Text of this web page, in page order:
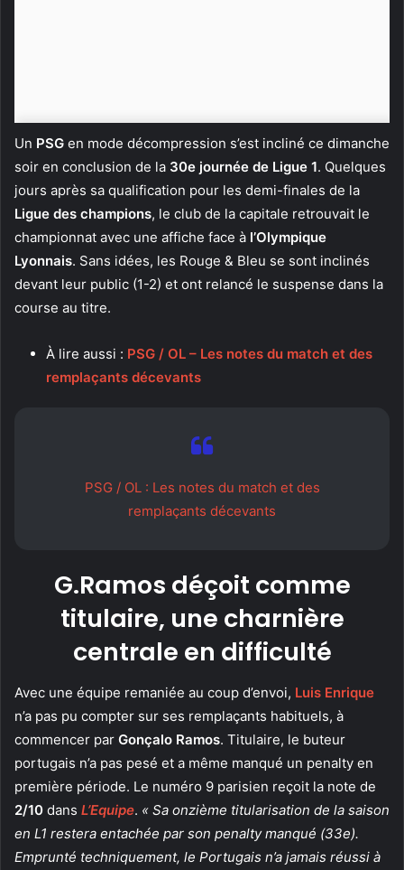
Un PSG en mode décompression s’est incliné ce dimanche
soir en conclusion de la 30e journée de Ligue 1. Quelques
jours après sa qualification pour les demi-finales de la
Ligue des champions, le club de la capitale retrouvait le
championnat avec une affiche face à l’Olympique
Lyonnais. Sans idées, les Rouge & Bleu se sont inclinés
devant leur public (1-2) et ont relancé le suspense dans la
course au titre.
À lire aussi : PSG / OL – Les notes du match et des
remplaçants décevants
PSG / OL : Les notes du match et des
remplaçants décevants
G.Ramos déçoit comme
titulaire, une charnière
centrale en difficulté
Avec une équipe remaniée au coup d’envoi, Luis Enrique
n’a pas pu compter sur ses remplaçants habituels, à
commencer par Gonçalo Ramos. Titulaire, le buteur
portugais n’a pas pesé et a même manqué un penalty en
première période. Le numéro 9 parisien reçoit la note de
2/10 dans L’Equipe. « Sa onzième titularisation de la saison
en L1 restera entachée par son penalty manqué (33e).
Emprunté techniquement, le Portugais n’a jamais réussi à